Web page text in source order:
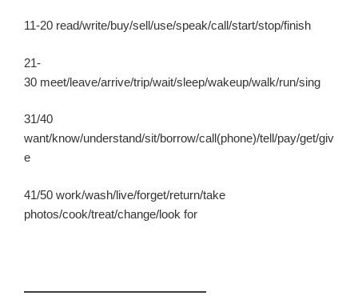
11-20 read/write/buy/sell/use/speak/call/start/stop/finish
21-
30 meet/leave/arrive/trip/wait/sleep/wakeup/walk/run/sing
31/40
want/know/understand/sit/borrow/call(phone)/tell/pay/get/giv
e
41/50 work/wash/live/forget/return/take
photos/cook/treat/change/look for
————————————